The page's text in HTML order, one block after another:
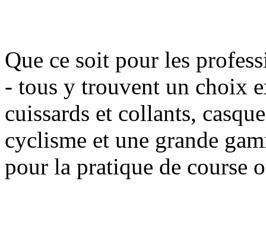
Que ce soit pour les
- tous y trouvent un choix
cuissards et collants,
cyclisme et une grande
pour la pratique de course